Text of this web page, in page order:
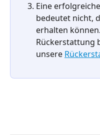
Eine
bedeutet nicht,
erhalten
Rückerstattung
unsere